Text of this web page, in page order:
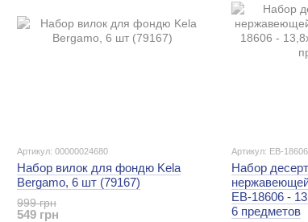
Артикул: 00000024680
Набор вилок для фондю Kela
Bergamo, 6 шт (79167)
999 грн
549 грн
Артикул: EB-18606
Набор
EB-18606 -
6 предметов